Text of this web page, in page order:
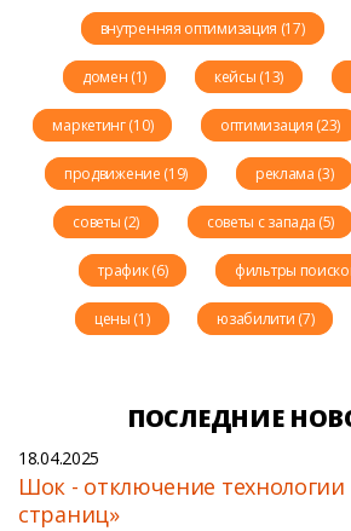
внутренняя оптимизация (17)
домен (1) кейсы (13)
маркетинг (10) оптимизация (23)
продвижение (19) реклама (3)
советы (2) советы с запада (5)
трафик (6) фильтры
цены (1) юзабилити (7)
ПОСЛЕДНИЕ
18.04.2025
Шок - отключение технологии
страниц»